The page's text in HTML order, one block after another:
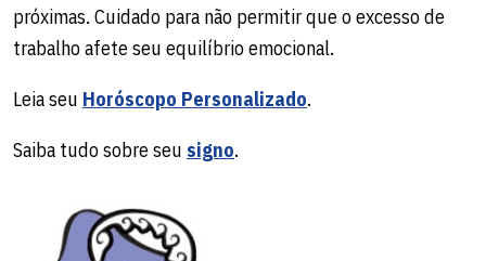
próximas. Cuidado para não permitir que o excesso de
trabalho afete seu equilíbrio emocional.
Leia seu Horóscopo Personalizado.
Saiba tudo sobre seu signo.